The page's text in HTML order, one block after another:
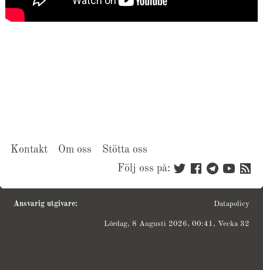
Kontakt Om oss
Stötta oss
Följ oss på:
Ansvarig utgivare: Datapolicy
Lördag, 8 Augusti 2026, 00:41, Vecka 32